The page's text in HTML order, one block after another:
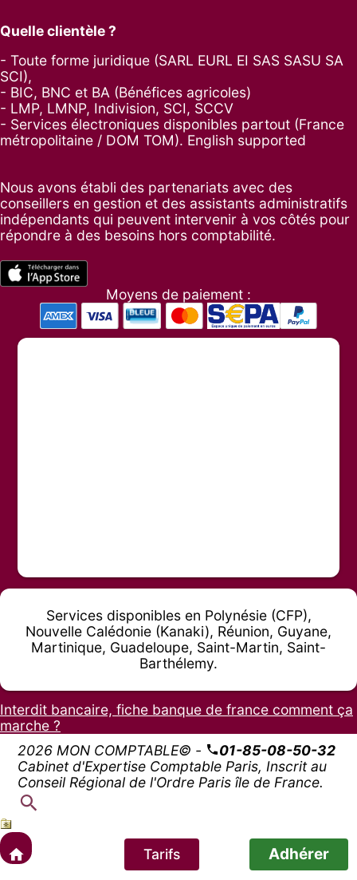
Quelle clientèle ?
- Toute forme juridique (SARL EURL EI SAS SASU SA
SCI),
- BIC, BNC et BA (Bénéfices agricoles)
- LMP, LMNP, Indivision, SCI, SCCV
- Services électroniques disponibles partout (France
métropolitaine / DOM TOM). English supported
Nous avons établi des partenariats avec des
conseillers en gestion et des assistants administratifs
indépendants qui peuvent intervenir à vos côtés pour
répondre à des besoins hors comptabilité.
Moyens de paiement :
Services disponibles en Polynésie (CFP),
Nouvelle Calédonie (Kanaki), Réunion, Guyane,
Martinique, Guadeloupe, Saint-Martin, Saint-
Barthélemy.
Interdit bancaire, fiche banque de france comment ça
marche ?
2026 MON COMPTABLE© -
01-85-08-50-32
Cabinet d'Expertise Comptable Paris, Inscrit au
Conseil Régional de l'Ordre Paris île de France.
Tarifs Adhérer